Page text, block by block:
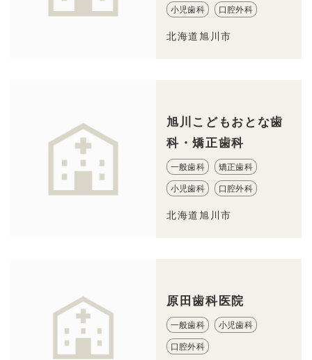
小児歯科 口腔外科
北海道旭川市
旭川こどもおとな歯
科・矯正歯科
一般歯科 矯正歯科
小児歯科 口腔外科
北海道旭川市
原田歯科医院
一般歯科 小児歯科
口腔外科